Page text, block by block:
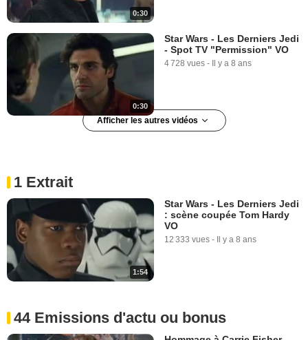
0:30
0:30
Star Wars - Les Derniers Jedi
- Spot TV "Permission" VO
4 728 vues - Il y a 8 ans
Afficher les autres vidéos
0:15
1:00
Star Wars - Les Derniers Jedi
1 Extrait
1:54
Star Wars - Les Derniers Jedi
: scène coupée Tom Hardy
VO
12 333 vues - Il y a 8 ans
44 Emissions d'actu ou bonus